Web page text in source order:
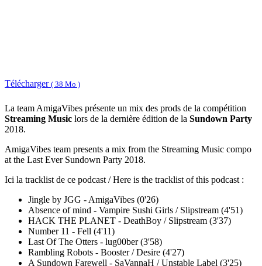
Télécharger ( 38 Mo )
La team AmigaVibes présente un mix des prods de la compétition
Streaming Music lors de la dernière édition de la Sundown Party
2018.
AmigaVibes team presents a mix from the Streaming Music compo
at the Last Ever Sundown Party 2018.
Ici la tracklist de ce podcast / Here is the tracklist of this podcast :
Jingle by JGG - AmigaVibes (0'26)
Absence of mind - Vampire Sushi Girls / Slipstream (4'51)
HACK THE PLANET - DeathBoy / Slipstream (3'37)
Number 11 - Fell (4'11)
Last Of The Otters - lug00ber (3'58)
Rambling Robots - Booster / Desire (4'27)
A Sundown Farewell - SaVannaH / Unstable Label (3'25)